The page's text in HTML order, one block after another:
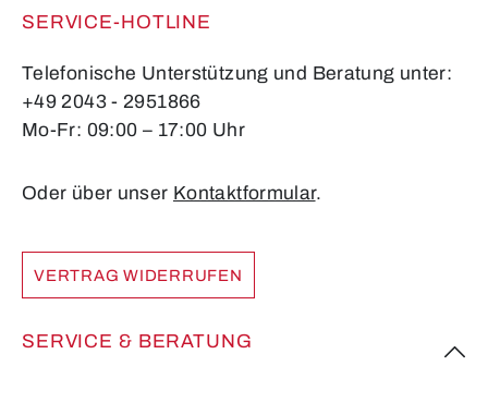
SERVICE-HOTLINE
Telefonische Unterstützung und Beratung unter:
+49 2043 - 2951866
Mo-Fr: 09:00 – 17:00 Uhr
Oder über unser Kontaktformular.
VERTRAG WIDERRUFEN
SERVICE & BERATUNG